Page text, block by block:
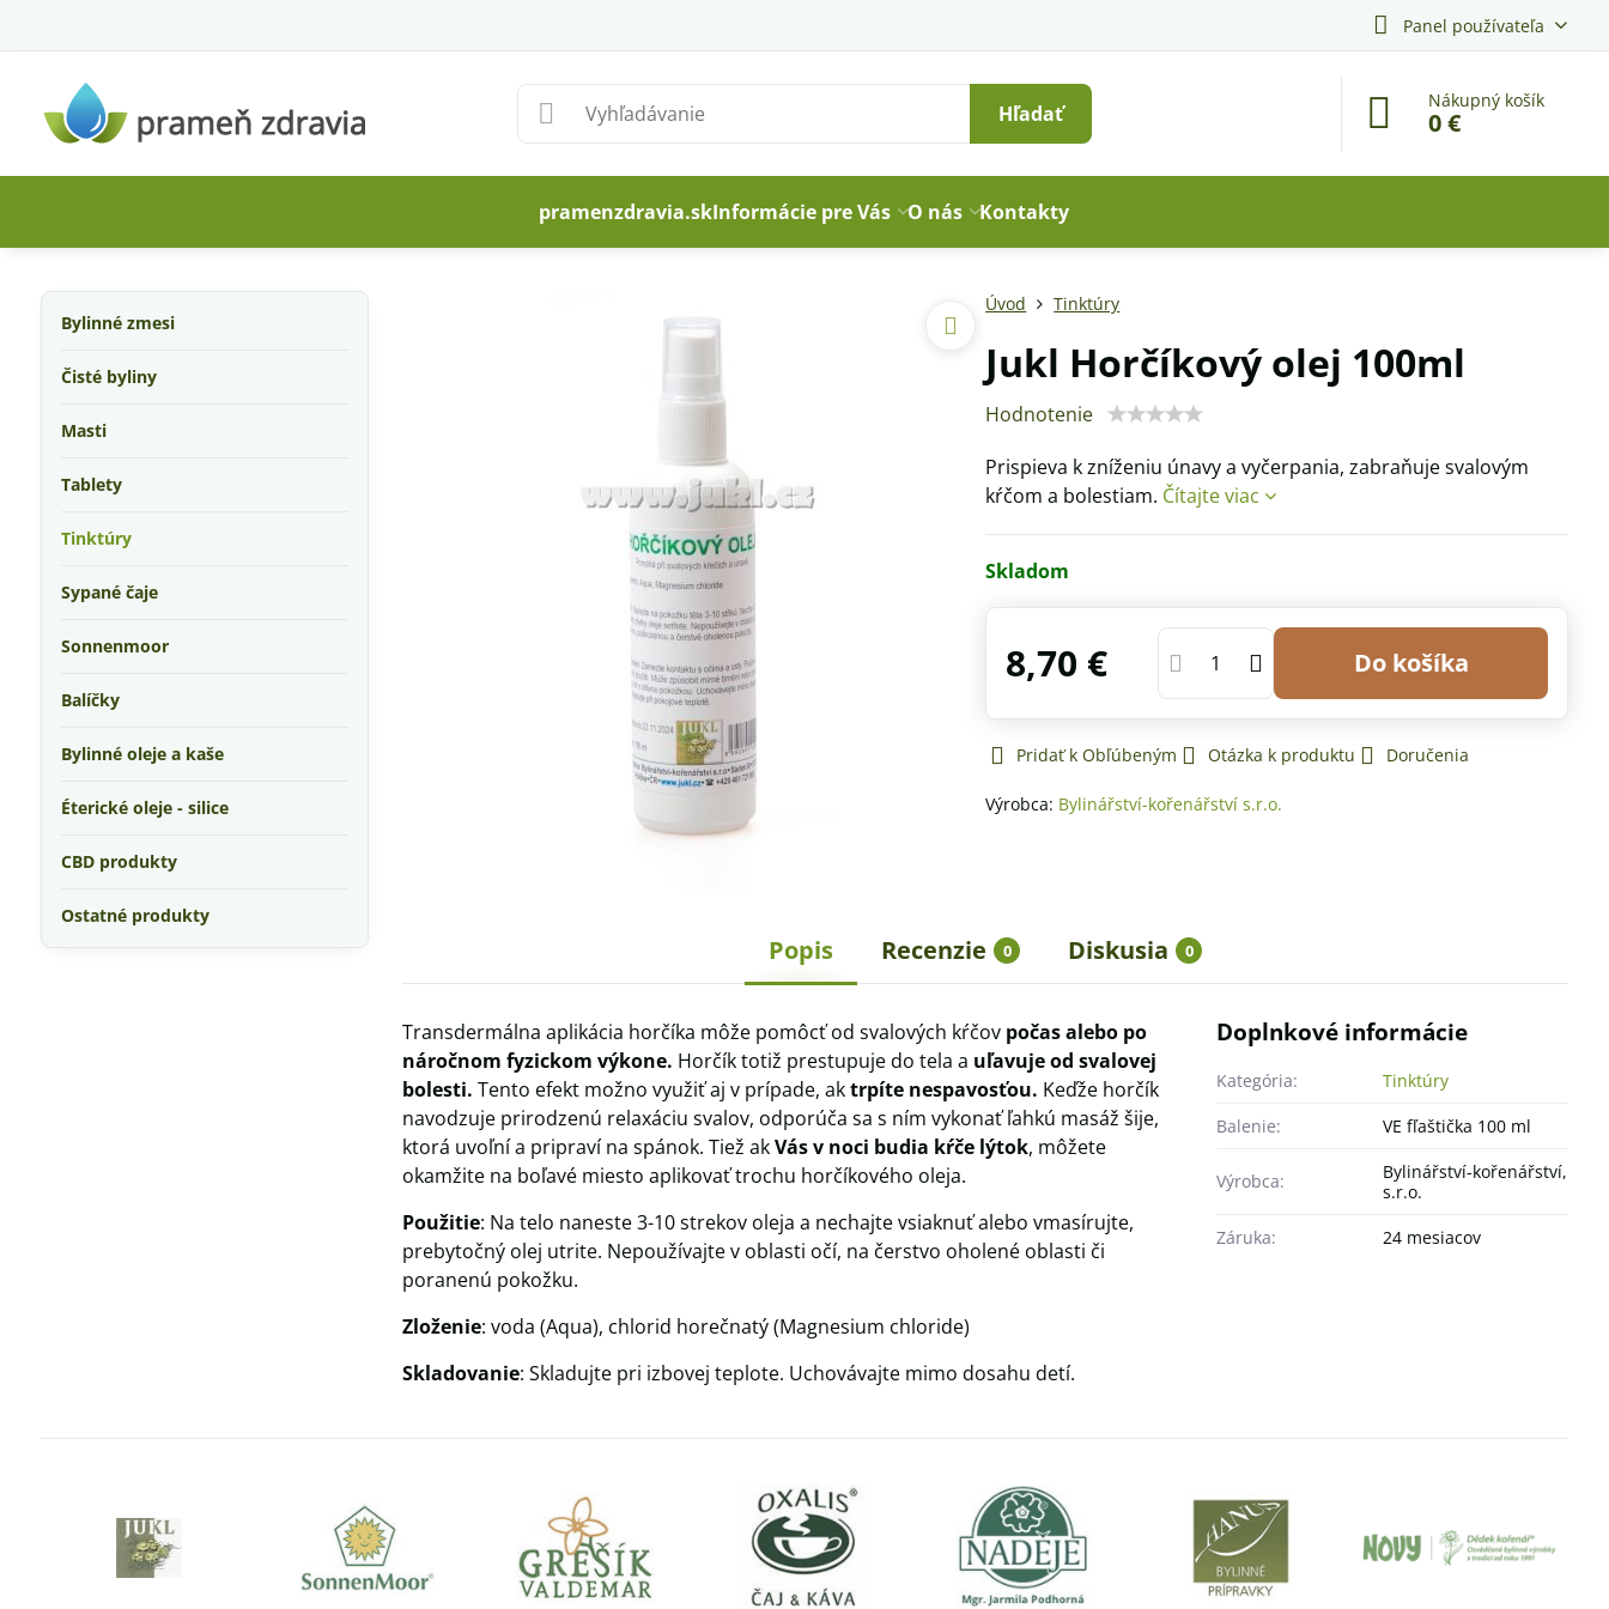
Panel používateľa
Hľadať
Nákupný košík
0 €
pramenzdravia.skInformácie pre Vás O nás Kontakty
Úvod Tinktúry
Jukl Horčíkový olej 100ml
Hodnotenie
Prispieva k zníženiu únavy a vyčerpania, zabraňuje svalovým
kŕčom a bolestiam. Čítajte viac
Skladom
8,70 € Do košíka
Pridať k Obľúbeným Otázka k produktu Doručenia
Výrobca: Bylinářství-kořenářství s.r.o.
Popis Recenzie 0 Diskusia 0
Transdermálna aplikácia horčíka môže pomôcť od svalových kŕčov počas alebo po
náročnom fyzickom výkone. Horčík totiž prestupuje do tela a uľavuje od svalovej
bolesti. Tento efekt možno využiť aj v prípade, aktrpíte nespavosťou. Keďže horčík
navodzuje prirodzenú relaxáciu svalov, odporúča sa s ním vykonať ľahkú masáž šije,
ktorá uvoľní a pripraví na spánok. Tiež akVás v noci budia kŕče lýtok, môžete
okamžite na boľavé miesto aplikovať trochu horčíkového oleja.
Použitie: Na telo naneste 3-10 strekov oleja a nechajte vsiaknuť alebo vmasírujte,
prebytočný olej utrite. Nepoužívajte v oblasti očí, na čerstvo oholené oblasti či
poranenú pokožku.
Zloženie: voda (Aqua), chlorid horečnatý (Magnesium chloride)
Skladovanie: Skladujte pri izbovej teplote. Uchovávajte mimo dosahu detí.
Doplnkové informácie
Kategória:
Tinktúry
Balenie:
VE fľaštička 100 ml
Výrobca:
Bylinářství-kořenářství,
s.r.o.
Záruka:
24 mesiacov
Bylinné zmesi
Čisté byliny
Masti
Tablety
Tinktúry
Sypané čaje
Sonnenmoor
Balíčky
Bylinné oleje a kaše
Éterické oleje - silice
CBD produkty
Ostatné produkty